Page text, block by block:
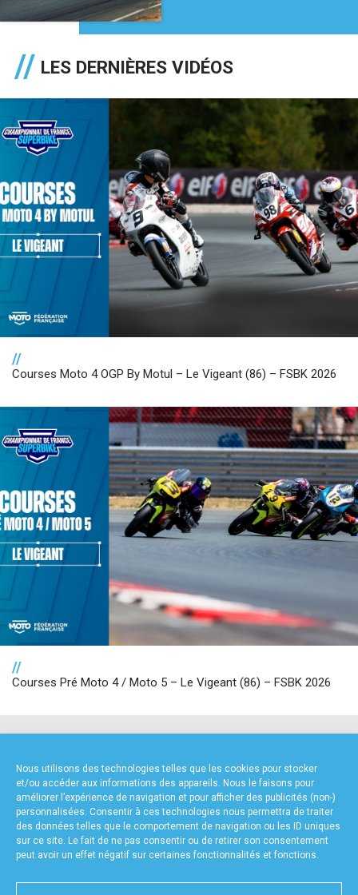
Nous utilisons des technologies telles que les cookies pour stocker
et/ou accéder aux informations des appareils. Nous le faisons pour
améliorer l’expérience de navigation et pour afficher des publicités (non-)
personnalisées. Consentir à ces technologies nous permettra de traiter
des données telles que le comportement de navigation ou les ID uniques
sur ce site. Le fait de ne pas consentir ou de retirer son consentement
peut avoir un effet négatif sur certaines fonctionnalités et fonctions.
LES DERNIÈRES VIDÉOS
//
Courses Moto 4 OGP By Motul – Le Vigeant (86) – FSBK 2026
//
Courses Pré Moto 4 / Moto 5 – Le Vigeant (86) – FSBK 2026